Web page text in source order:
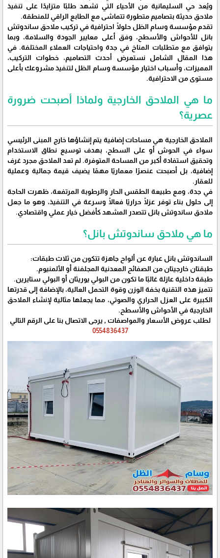
ويُعد حي السليمانية من الأحياء التي تشهد طلبًا متزايدًا على تنفيذ
ملاحق حديثة بتصاميم متطورة تتماشى مع الطابع الراقي للمنطقة.
تقدم مؤسسة وسام الظل حلولًا احترافية في تركيب ملاحق ساندوتش
بانل للأحواش والأسطح، وفق أعلى معايير الجودة والسلامة، وبما
يتوافق مع متطلبات المناخ في جدة واحتياجات العملاء المختلفة. في
هذا المقال الشامل نستعرض أحدث التصاميم، خطوات التركيب،
المميزات، وأسباب اختيار مؤسسة وسام الظل لتنفيذ مشروعك بأعلى
مستوى من الاحترافية.
ما هي الملاحق الخارجية ولماذا أصبحت ضرورة
عصرية؟
الملاحق الخارجية هي مساحات إضافية يتم إنشاؤها خارج المبنى الرئيسي
سواء في الحوش أو على السطح، بهدف توسيع نطاق الاستخدام
وتحقيق استفادة أكبر من المساحة المتوفرة. لم تعد الملاحق مجرد غرف
إضافية، بل أصبحت عنصرًا معماريًا مهمًا يضيف قيمة جمالية وعملية
للعقار.
في جدة، ومع طبيعة الطقس الحار والرطوبة المرتفعة، ظهرت الحاجة
إلى حلول بناء توفر عزلًا حراريًا فعالًا وسرعة في التنفيذ، وهو ما جعل
ملاحق ساندوتش بانل تتصدر المشهد كأفضل خيار عملي واقتصادي.
ما هي ملاحق ساندوتش بانل؟
الساندوتش بانل عبارة عن ألواح جاهزة تتكون من ثلاث طبقات:
طبقتان خارجيتان من الصفائح المعدنية المجلفنة أو الألمنيوم.
طبقة داخلية عازلة غالبًا ما تكون من البولي يوريثان أو البولي ستايرين.
تتميز هذه التقنية بخفة الوزن وقوة التحمل العالية، بالإضافة إلى قدرتها
الكبيرة على العزل الحراري والصوتي، مما يجعلها مثالية لإنشاء الملاحق
الخارجية في الأحواش والأسطح.
لطلب عروض الأسعار والمواصفات , يرجى الاتصال بنا على الرقم التالي
0554836437